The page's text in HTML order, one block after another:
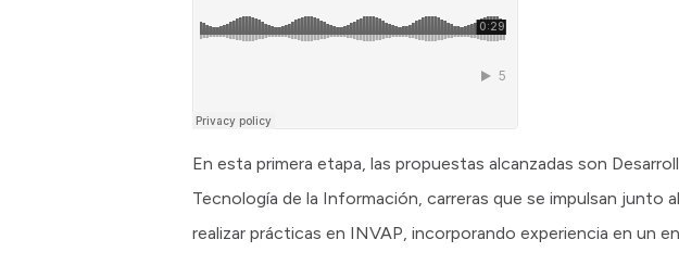
En esta primera etapa, las propuestas alcanzadas son
Tecnología de la Información, carreras que se impulsan
realizar prácticas en INVAP, incorporando experiencia en un